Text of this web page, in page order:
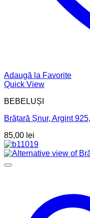
Adaugă la Favorite
Quick View
BEBELUȘI
Brățară Șnur, Argint
85,00 lei